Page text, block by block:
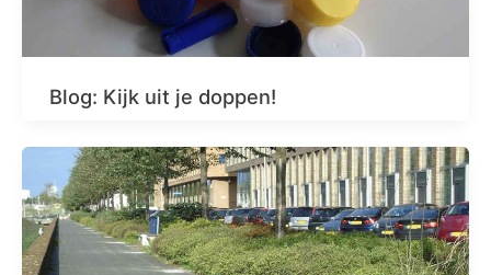
Blog: Kijk uit je doppen!